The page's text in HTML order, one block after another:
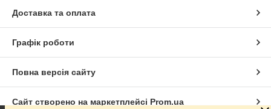
Доставка та оплата
Графік роботи
Повна версія сайту
Сайт створено на маркетплейсі Prom.ua